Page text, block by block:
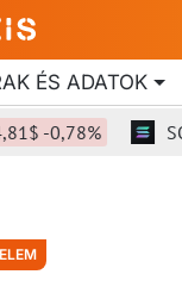
ÉS ADATOK
0,78% SOL